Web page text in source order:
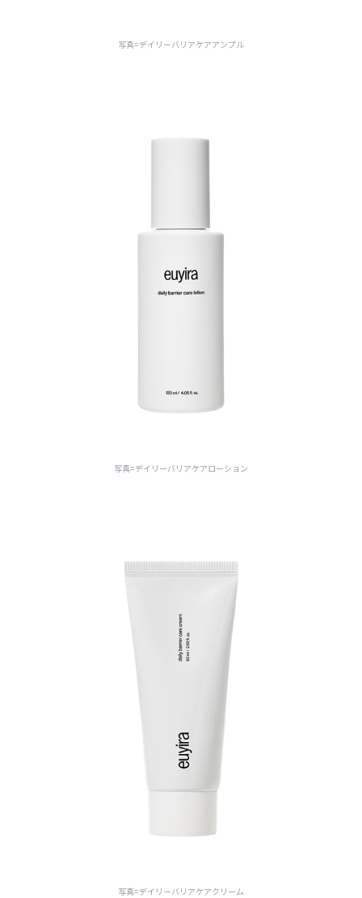
写真=デイリーバリアケアアンプル
写真=デイリーバリアケアローション
写真=デイリーバリアケアクリーム